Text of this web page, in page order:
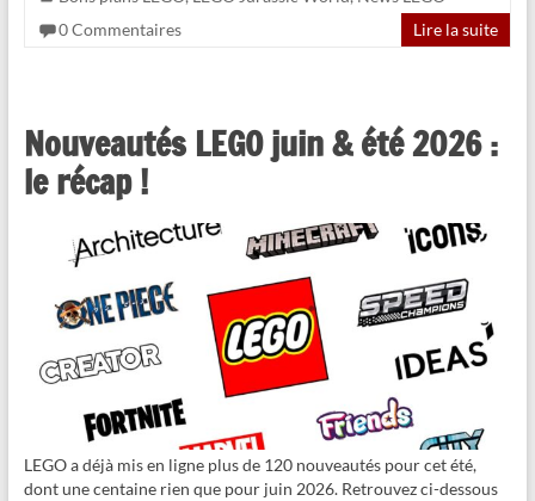
0 Commentaires
Lire la suite
Nouveautés LEGO juin & été 2026 :
le récap !
LEGO a déjà mis en ligne plus de 120 nouveautés pour cet été,
dont une centaine rien que pour juin 2026. Retrouvez ci-dessous